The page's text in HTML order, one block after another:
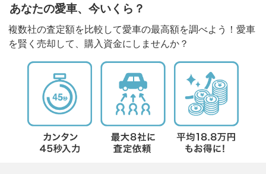
あなたの愛車、今いくら？
複数社の査定額を比較して愛車の最高額を調べよう！愛車
を賢く売却して、購入資金にしませんか？